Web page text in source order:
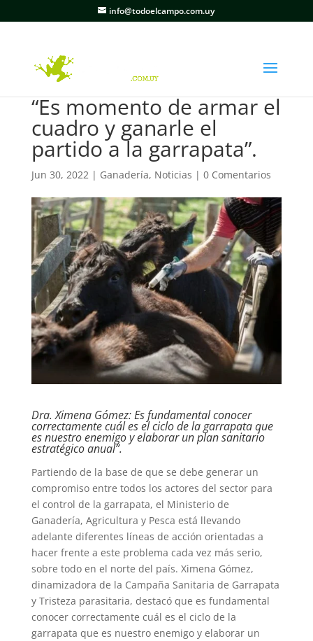
info@todoelcampo.com.uy
“Es momento de armar el
cuadro y ganarle el
partido a la garrapata”.
Jun 30, 2022| Ganadería, Noticias | 0 Comentarios
Dra. Ximena Gómez: Es fundamental conocer
correctamente cuál es el ciclo de la garrapata que
es nuestro enemigo y elaborar un plan sanitario
estratégico anual”.
Partiendo de la base de que se debe generar un
compromiso entre todos los actores del sector para
el control de la garrapata, el Ministerio de
Ganadería, Agricultura y Pesca está llevando
adelante diferentes líneas de acción orientadas a
hacer frente a este problema cada vez más serio,
sobre todo en el norte del país. Ximena Gómez,
dinamizadora de la Campaña Sanitaria de Garrapata
y Tristeza parasitaria, destacó que es fundamental
conocer correctamente cuál es el ciclo de la
garrapata que es nuestro enemigo y elaborar un